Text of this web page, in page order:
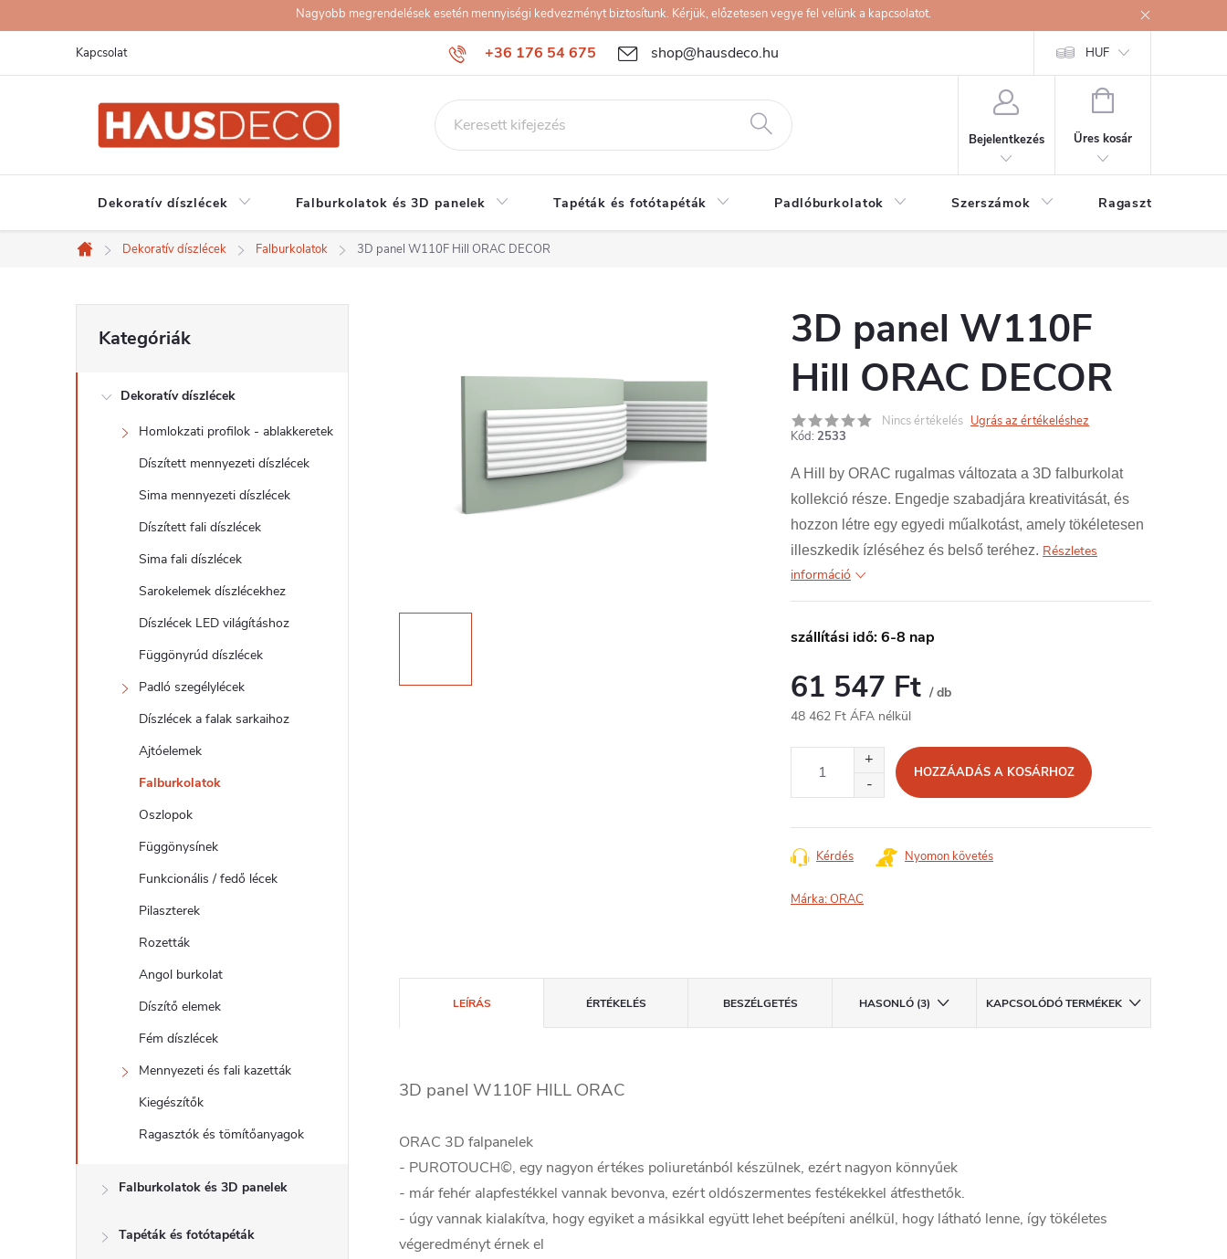
a
Nagyobb megrendelések esetén mennyiségi kedvezményt biztosítunk. Kérjük, előzetesen vegye fel velünk a kapcsolatot.
+36 176 54 675 shop@hausdeco.hu
Kapcsolat HUF
Bejelentkezés
KOSÁR
Üres kosár
Dekoratív díszlécek Falburkolatok és 3D panelek Tapéták és fotótapéták Padlóburkolatok Szerszámok Ragasztók
Kezdőlap
Dekoratív díszlécek Falburkolatok 3D panel W110F Hill ORAC DECOR
O
l
átugrása
Kategóriák
Dekoratív díszlécek
Homlokzati profilok - ablakkeretek
Díszített mennyezeti díszlécek
Sima mennyezeti díszlécek
Díszített fali díszlécek
Sima fali díszlécek
Sarokelemek díszlécekhez
Díszlécek LED világításhoz
Függönyrúd díszlécek
Padló szegélylécek
Díszlécek a falak sarkaihoz
Ajtóelemek
Falburkolatok
Oszlopok
Függönysínek
Funkcionális / fedő lécek
Pilaszterek
Rozetták
Angol burkolat
Díszítő elemek
Fém díszlécek
Mennyezeti és fali kazetták
Kiegészítők
Ragasztók és tömítőanyagok
Falburkolatok és 3D panelek
Tapéták és fotótapéták
3D panel W110F
Hill ORAC DECOR
Nincs értékelés Ugrás az értékeléshez
Kód: 2533
A Hill by ORAC rugalmas változata a 3D falburkolat
kollekció része. Engedje szabadjára kreativitását, és
hozzon létre egy egyedi műalkotást, amely tökéletesen
illeszkedik ízléséhez és belső teréhez. Részletes
információ
szállítási idő: 6-8 nap
61 547 Ft / db
48 462 Ft ÁFA nélkül
HOZZÁADÁS A KOSÁRHOZ
Kérdés Nyomon követés
Márka:ORAC
LEÍRÁS ÉRTÉKELÉS BESZÉLGETÉS HASONLÓ (3) KAPCSOLÓDÓ TERMÉKEK
3D panel W110F HILL ORAC
ORAC 3D falpanelek
- PUROTOUCH©, egy nagyon értékes poliuretánból készülnek, ezért nagyon könnyűek
- már fehér alapfestékkel vannak bevonva, ezért oldószermentes festékekkel átfesthetők.
- úgy vannak kialakítva, hogy egyiket a másikkal együtt lehet beépíteni anélkül, hogy látható lenne, így tökéletes
végeredményt érnek el